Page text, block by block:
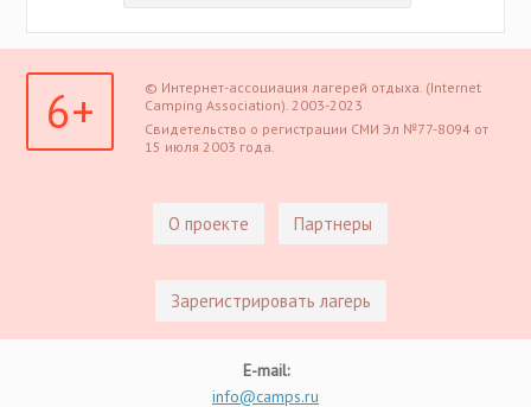
6+
© Интернет-ассоциация лагерей отдыха. (Internet
Camping Association). 2003-2023
Свидетельство о регистрации СМИ Эл №77-8094 от
15 июля 2003 года.
О проекте Партнеры
Зарегистрировать лагерь
E-mail:
info@camps.ru